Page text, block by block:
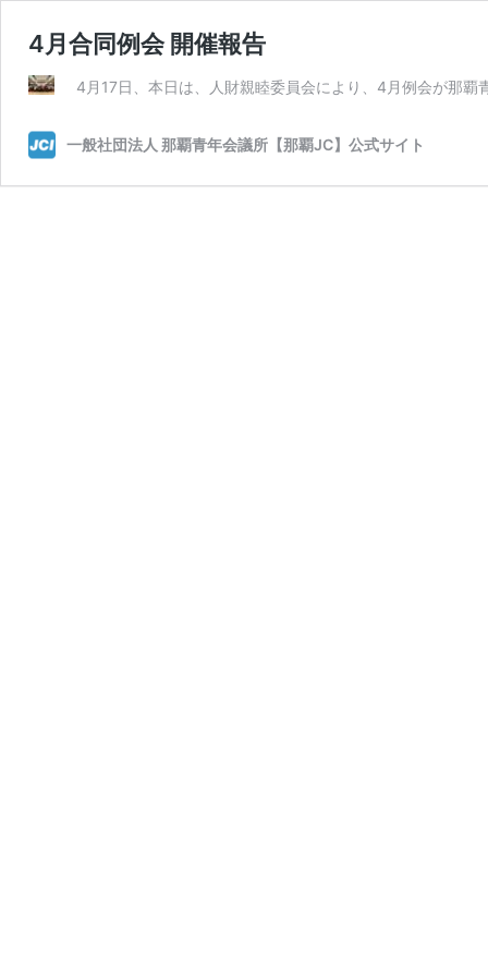
4月合同例会 開催報告
4月17日、本日は、人財親睦委員会により、4月例会が那
一般社団法人 那覇青年会議所【那覇JC】公式サイト